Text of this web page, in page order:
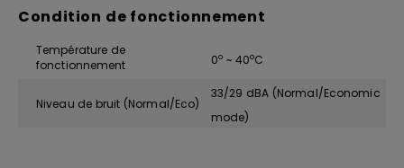
Condition de fonctionnement
Température de
fonctionnement
0o ~ 40oC
Niveau de bruit (Normal/Eco)
33/29 dBA (Normal/Economic
mode)